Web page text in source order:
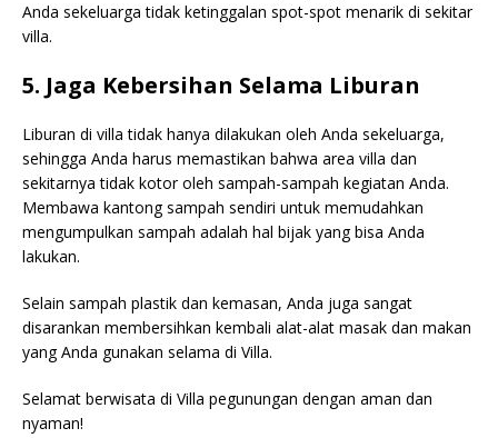
Anda sekeluarga tidak ketinggalan spot-spot menarik di sekitar
villa.
5. Jaga Kebersihan Selama Liburan
Liburan di villa tidak hanya dilakukan oleh Anda sekeluarga,
sehingga Anda harus memastikan bahwa area villa dan
sekitarnya tidak kotor oleh sampah-sampah kegiatan Anda.
Membawa kantong sampah sendiri untuk memudahkan
mengumpulkan sampah adalah hal bijak yang bisa Anda
lakukan.
Selain sampah plastik dan kemasan, Anda juga sangat
disarankan membersihkan kembali alat-alat masak dan makan
yang Anda gunakan selama di Villa.
Selamat berwisata di Villa pegunungan dengan aman dan
nyaman!